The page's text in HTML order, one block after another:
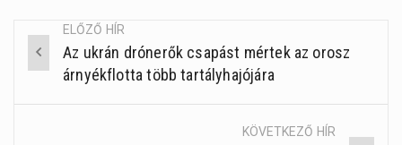
Post
navigation
ELŐZŐ HÍR
Az ukrán drónerők csapást mértek az orosz
árnyékflotta több tartályhajójára
KÖVETKEZŐ HÍR